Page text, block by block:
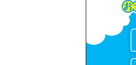
実感した【三重県】【Honda DREAM】
ましょう！
走
ダ バイク】【Honda DREAM】【三重県】
「TSR応援席プレミアムチケット販売開始！」